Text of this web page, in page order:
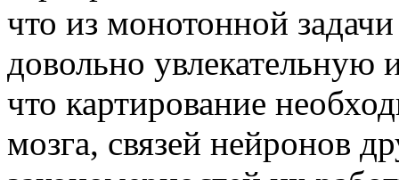
что из монотонной
довольно увлекательную
что картирование
мозга, связей нейронов